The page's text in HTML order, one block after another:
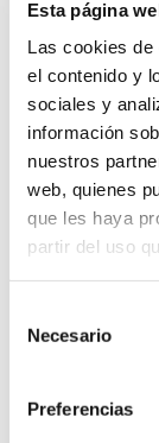
Esta página
Las cookies
el contenido y
sociales y
información
nuestros
web, quienes
que les haya
partir del uso
Necesario
Preferencias
Francisco
permanecerá
las personas
La entrada a
gratuita y no
La cita tendrá
El Rastro
María y el